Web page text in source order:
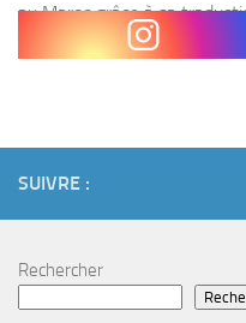
au Maroc grâce à sa
unique tourné par les héros
SUIVRE :
Rechercher